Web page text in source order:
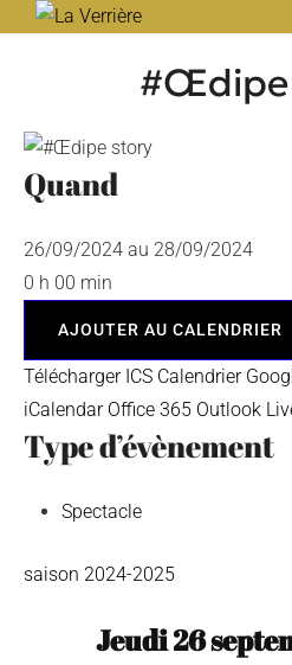
#Œdipe
Quand
26/09/2024 au 28/09/2024
0 h 00 min
AJOUTER AU CALENDRIER
Télécharger ICS Calendrier
iCalendar Office 365 Outlook
Type d’évènement
Spectacle
saison 2024-2025
Jeudi 26